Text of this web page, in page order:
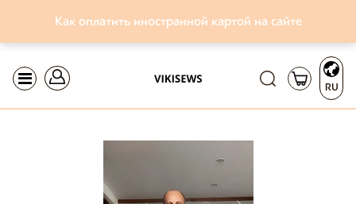
Как оплатить иностранной картой на сайте
RU